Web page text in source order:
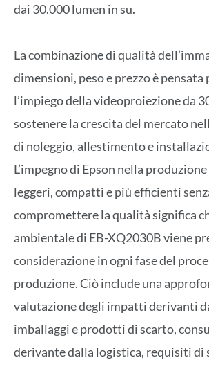
dai 30.000 lumen in su.
La combinazione di qualità
dimensioni, peso e prezzo è
l’impiego della videoproiezione da
sostenere la crescita del mercato
di noleggio, allestimento e
L’impegno di Epson nella
leggeri, compatti e più efficienti
compromettere la qualità significa
ambientale di EB-XQ2030B viene
considerazione in ogni fase del
produzione. Ciò include una
valutazione degli impatti derivanti
imballaggi e prodotti di scarto,
derivante dalla logistica, requisiti di